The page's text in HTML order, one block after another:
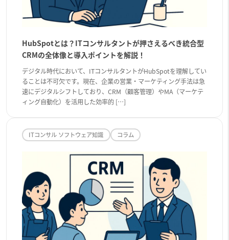
HubSpotとは？ITコンサルタントが押さえるべき統合型
CRMの全体像と導入ポイントを解説！
デジタル時代において、ITコンサルタントがHubSpotを理解してい
ることは不可欠です。現在、企業の営業・マーケティング手法は急
速にデジタルシフトしており、CRM（顧客管理）やMA（マーケテ
ィング自動化）を活用した効率的 […]
ITコンサル ソフトウェア知識 コラム